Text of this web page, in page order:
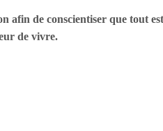
afin de conscientiser que tout
de vivre.